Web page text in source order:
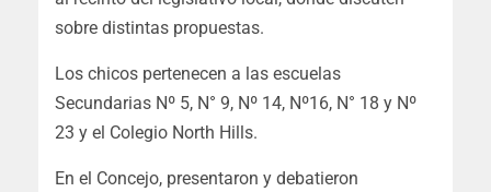
sobre distintas propuestas.
Los chicos pertenecen a las escuelas
Secundarias Nº 5, N° 9, Nº 14, Nº16, N° 18 y Nº
23 y el Colegio North Hills.
En el Concejo, presentaron y debatieron